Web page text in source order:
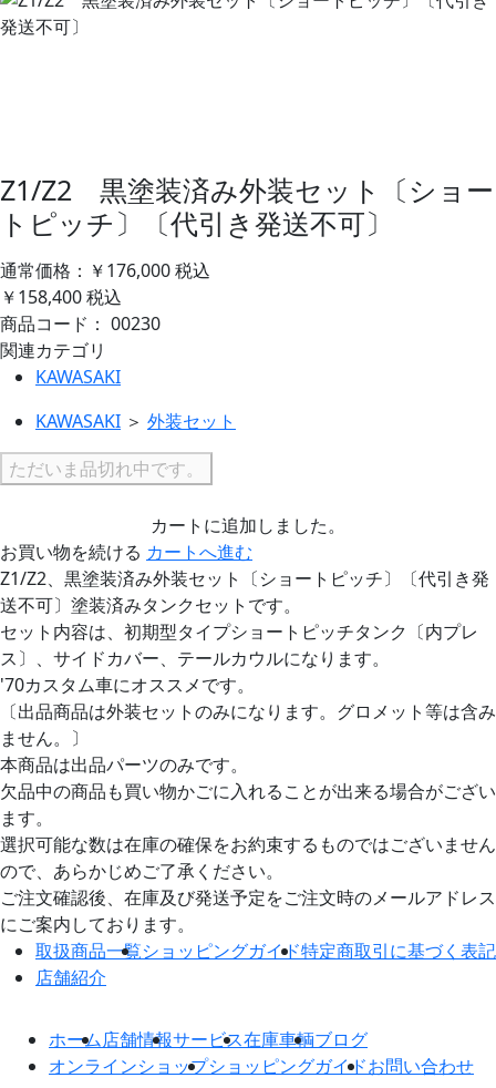
Z1/Z2 黒塗装済み外装セット〔ショー
トピッチ〕〔代引き発送不可〕
通常価格：￥176,000税込
￥158,400税込
商品コード： 00230
関連カテゴリ
KAWASAKI
KAWASAKI ＞ 外装セット
ただいま品切れ中です。
カートに追加しました。
お買い物を続ける カートへ進む
Z1/Z2、黒塗装済み外装セット〔ショートピッチ〕〔代引き発
送不可〕塗装済みタンクセットです。
セット内容は、初期型タイプショートピッチタンク〔内プレ
ス〕、サイドカバー、テールカウルになります。
'70カスタム車にオススメです。
〔出品商品は外装セットのみになります。グロメット等は含み
ません。〕
本商品は出品パーツのみです。
欠品中の商品も買い物かごに入れることが出来る場合がござい
ます。
選択可能な数は在庫の確保をお約束するものではございません
ので、あらかじめご了承ください。
ご注文確認後、在庫及び発送予定をご注文時のメールアドレス
にご案内しております。
取扱商品一覧ショッピングガイド特定商取引に基づく表記
店舗紹介
ホーム店舗情報サービス在庫車輌ブログ
オンラインショップショッピングガイドお問い合わせ